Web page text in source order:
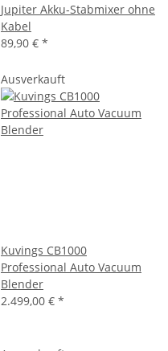
Jupiter Akku-Stabmixer ohne
Kabel
89,90 € *
Ausverkauft
Kuvings CB1000
Professional Auto Vacuum
Blender
2.499,00 € *